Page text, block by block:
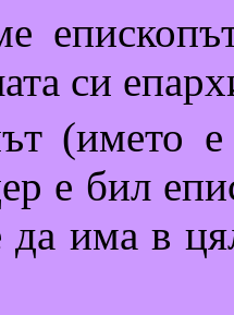
си
(името е
е бил
да има в